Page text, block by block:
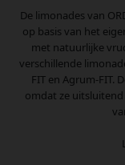
De limonades van
op basis van het
met natuurlijke
verschillende
FIT en Agrum-FIT.
omdat ze